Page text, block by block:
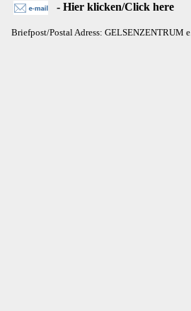
- Hier klicken/Click here
Briefpost/Postal Adress: GELSENZENTRUM